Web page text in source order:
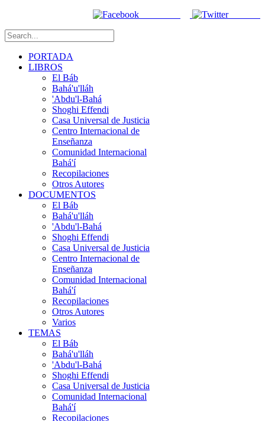
PORTADA
LIBROS
El Báb
Bahá'u'lláh
'Abdu'l-Bahá
Shoghi Effendi
Casa Universal de Justicia
Centro Internacional de
Enseñanza
Comunidad Internacional
Bahá'í
Recopilaciones
Otros Autores
DOCUMENTOS
El Báb
Bahá'u'lláh
'Abdu'l-Bahá
Shoghi Effendi
Casa Universal de Justicia
Centro Internacional de
Enseñanza
Comunidad Internacional
Bahá'í
Recopilaciones
Otros Autores
Varios
TEMAS
El Báb
Bahá'u'lláh
'Abdu'l-Bahá
Shoghi Effendi
Casa Universal de Justicia
Comunidad Internacional
Bahá'í
Recopilaciones